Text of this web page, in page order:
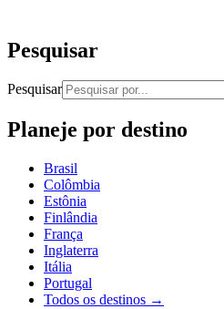
Pesquisar
Pesquisar
Planeje por destino
Brasil
Colômbia
Estônia
Finlândia
França
Inglaterra
Itália
Portugal
Todos os destinos →